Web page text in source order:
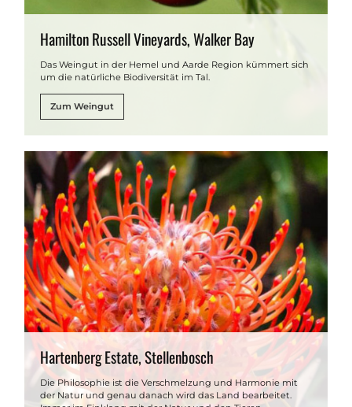
Hamilton Russell Vineyards, Walker Bay
Das Weingut in der Hemel und Aarde Region kümmert sich
um die natürliche Biodiversität im Tal.
Zum Weingut
Hartenberg Estate, Stellenbosch
Die Philosophie ist die Verschmelzung und Harmonie mit
der Natur und genau danach wird das Land bearbeitet.